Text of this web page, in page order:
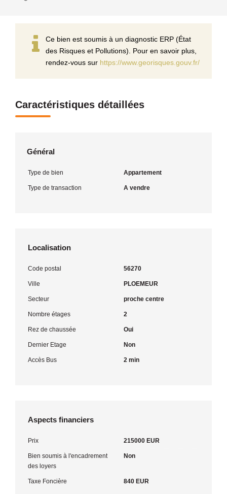
Ce bien est soumis à un diagnostic ERP (État
des Risques et Pollutions). Pour en savoir plus,
rendez-vous sur https://www.georisques.gouv.fr/
Caractéristiques détaillées
Général
Type de bien Appartement
Type de transaction A vendre
Localisation
Code postal 56270
Ville PLOEMEUR
Secteur proche centre
Nombre étages 2
Rez de chaussée Oui
Dernier Etage Non
Accès Bus 2 min
Aspects financiers
Prix 215000 EUR
Bien soumis à l'encadrement
des loyers
Non
Taxe Foncière 840 EUR